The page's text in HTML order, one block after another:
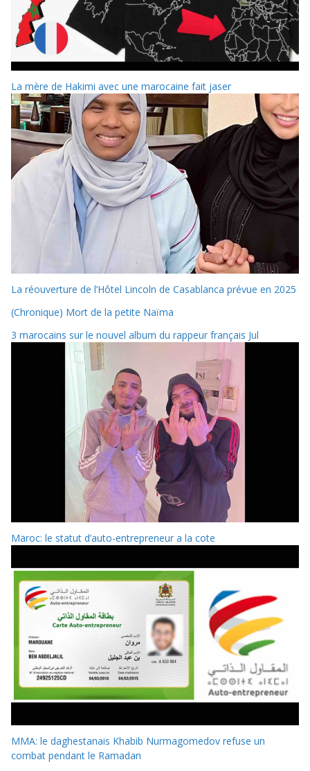
La mère de Hakimi avec une marocaine fait jaser
La réouverture de l’Hôtel Lincoln de Casablanca prévue en 2025
(Chronique) Mort de la petite Naïma
3 marocains sur le nouvel album du rappeur français Jul
Maroc: le statut d’auto-entrepreneur a la cote
MMA: le daghestanais Khabib Nurmagomedov refuse un
combat pendant le Ramadan